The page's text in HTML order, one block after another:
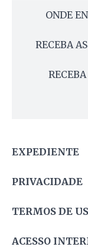
ONDE
RECEBA
EXPEDIENTE
PRIVACIDADE
TERMOS DE
ACESSO